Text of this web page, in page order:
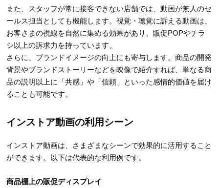
また、スタッフが常に接客できない店舗では、動画が無人のセ
ールス担当としても機能します。視覚・聴覚に訴える動画は、
お客さまの視線を自然に集める効果があり、販促POPやチラ
シ以上の訴求力を持っています。
さらに、ブランドイメージの向上にも寄与します。商品の開発
背景やブランドストーリーなどを映像で紹介すれば、単なる商
品の説明以上に「共感」や「信頼」といった感情的価値を届け
ることも可能です。
インストア動画の利用シーン
インストア動画は、さまざまなシーンで効果的に活用すること
ができます。以下は代表的な利用例です。
商品棚上の販促ディスプレイ